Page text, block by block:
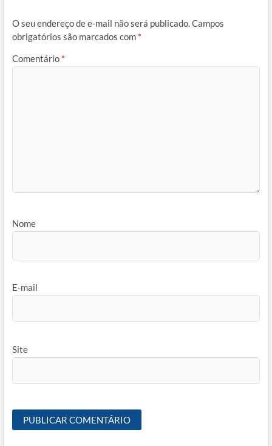
O seu endereço de e-mail não será publicado.Campos
obrigatórios são marcados com *
Comentário *
Nome
E-mail
Site